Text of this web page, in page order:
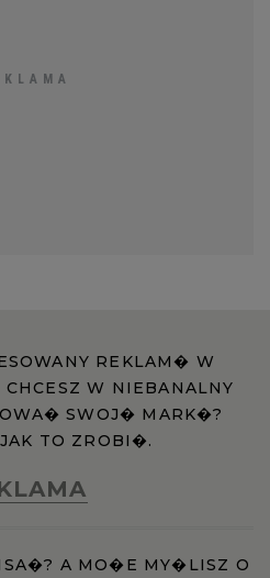
REKLAM� W
W NIEBANALNY
SWOJ� MARK�?
TO ZROBI�.
A MO�E MY�LISZ O